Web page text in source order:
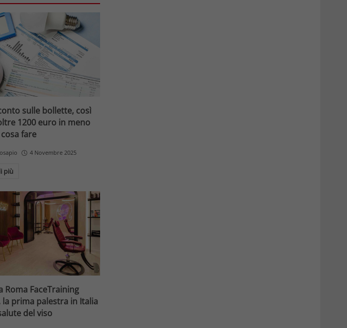
sulle bollette, così
1200 euro in meno
cosa fare
4 Novembre 2025
più
Roma FaceTraining
la prima palestra in Italia
del viso